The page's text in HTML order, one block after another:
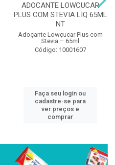
ADOCANTE LOWCUCAR
PLUS COM STEVIA LIQ 65ML
NT
Adoçante Lowçucar Plus com
Stevia – 65ml
Código: 10001607
Faça seu login ou
cadastre-se para
ver preços e
comprar